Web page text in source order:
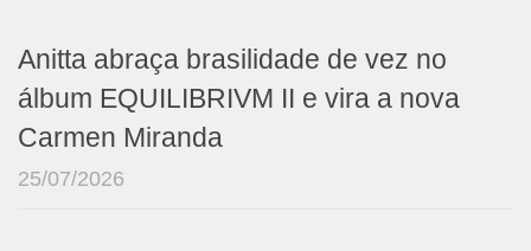
Anitta abraça brasilidade de vez no
álbum EQUILIBRIVM II e vira a nova
Carmen Miranda
25/07/2026